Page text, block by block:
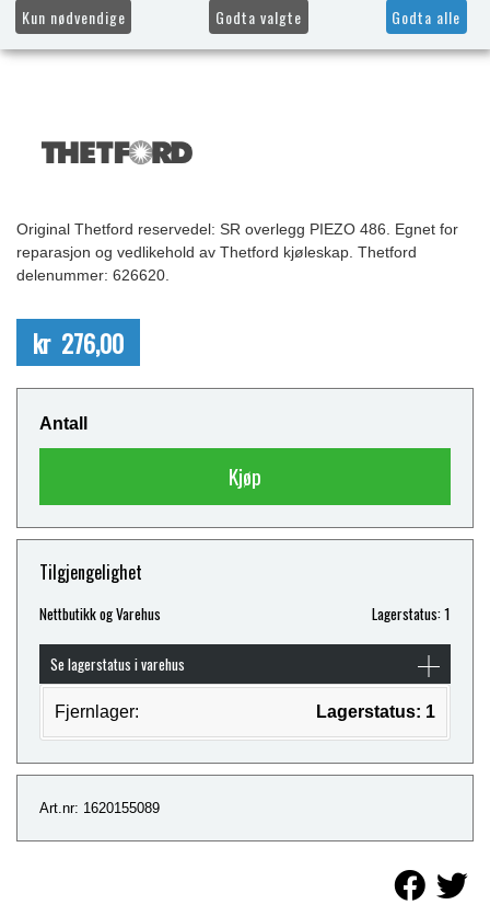
Original Thetford reservedel: SR overlegg PIEZO 486. Egnet for
reparasjon og vedlikehold av Thetford kjøleskap. Thetford
delenummer: 626620.
kr 276,00
Antall
Kjøp
Tilgjengelighet
Nettbutikk og Varehus Lagerstatus: 1
Se lagerstatus i varehus
Fjernlager: Lagerstatus: 1
Art.nr: 1620155089
Kun nødvendige Godta valgte Godta alle